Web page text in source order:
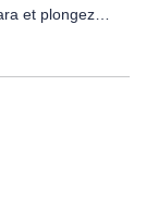
et plongez
beauté avec une
trajets en
du
des villes ou
fonctionnels